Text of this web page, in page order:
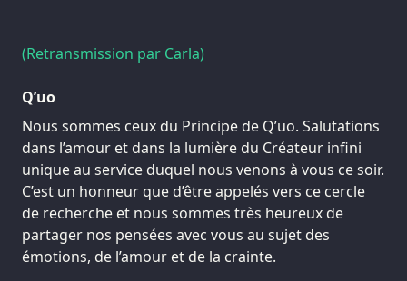
(Retransmission par Carla)
Q’uo
Nous sommes ceux du Principe de Q’uo. Salutations
dans l’amour et dans la lumière du Créateur infini
unique au service duquel nous venons à vous ce soir.
C’est un honneur que d’être appelés vers ce cercle
de recherche et nous sommes très heureux de
partager nos pensées avec vous au sujet des
émotions, de l’amour et de la crainte.